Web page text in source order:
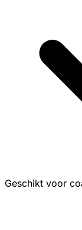
Geschikt voor